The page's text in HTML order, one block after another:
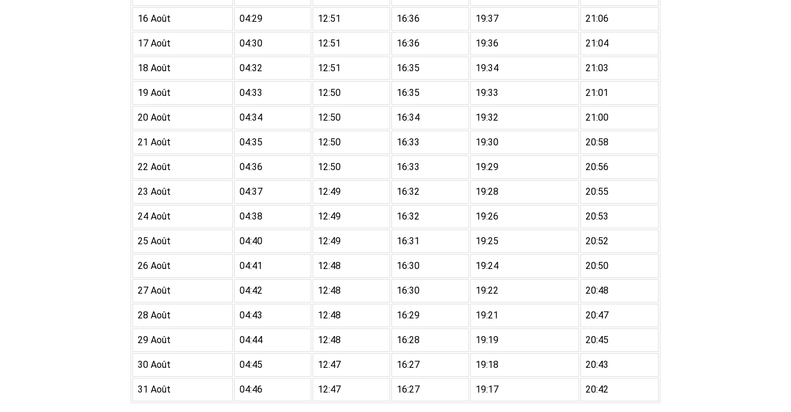
16 Août 04:29 12:51 16:36 19:37 21:06
17 Août 04:30 12:51 16:36 19:36 21:04
18 Août 04:32 12:51 16:35 19:34 21:03
19 Août 04:33 12:50 16:35 19:33 21:01
20 Août 04:34 12:50 16:34 19:32 21:00
21 Août 04:35 12:50 16:33 19:30 20:58
22 Août 04:36 12:50 16:33 19:29 20:56
23 Août 04:37 12:49 16:32 19:28 20:55
24 Août 04:38 12:49 16:32 19:26 20:53
25 Août 04:40 12:49 16:31 19:25 20:52
26 Août 04:41 12:48 16:30 19:24 20:50
27 Août 04:42 12:48 16:30 19:22 20:48
28 Août 04:43 12:48 16:29 19:21 20:47
29 Août 04:44 12:48 16:28 19:19 20:45
30 Août 04:45 12:47 16:27 19:18 20:43
31 Août 04:46 12:47 16:27 19:17 20:42